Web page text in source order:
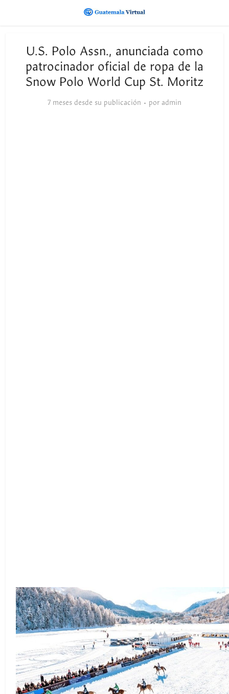
U.S. Polo Assn., anunciada como
patrocinador oficial de ropa de la
Snow Polo World Cup St. Moritz
7 meses desde su publicación por admin